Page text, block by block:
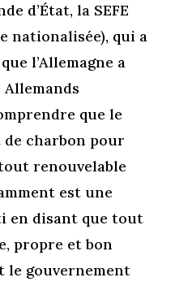
d’État, la SEFE
nationalisée), qui a
l’Allemagne a
que le
de charbon pour
renouvelable
est une
en disant que tout
propre et bon
le gouvernement